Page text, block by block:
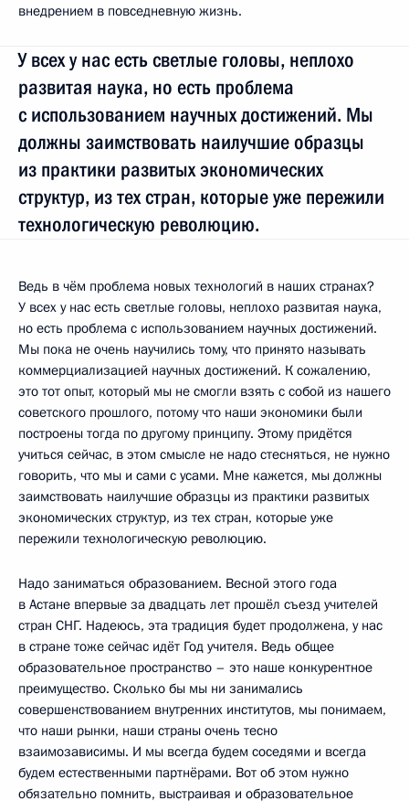
внедрением в повседневную жизнь.
У всех у нас есть светлые головы, неплохо
развитая наука, но есть проблема
с использованием научных достижений. Мы
должны заимствовать наилучшие образцы
из практики развитых экономических
структур, из тех стран, которые уже пережили
технологическую революцию.
Ведь в чём проблема новых технологий в наших странах?
У всех у нас есть светлые головы, неплохо развитая наука,
но есть проблема с использованием научных достижений.
Мы пока не очень научились тому, что принято называть
коммерциализацией научных достижений. К сожалению,
это тот опыт, который мы не смогли взять с собой из нашего
советского прошлого, потому что наши экономики были
построены тогда по другому принципу. Этому придётся
учиться сейчас, в этом смысле не надо стесняться, не нужно
говорить, что мы и сами с усами. Мне кажется, мы должны
заимствовать наилучшие образцы из практики развитых
экономических структур, из тех стран, которые уже
пережили технологическую революцию.
Надо заниматься образованием. Весной этого года
в Астане впервые за двадцать лет прошёл съезд учителей
стран СНГ. Надеюсь, эта традиция будет продолжена, у нас
в стране тоже сейчас идёт Год учителя. Ведь общее
образовательное пространство – это наше конкурентное
преимущество. Сколько бы мы ни занимались
совершенствованием внутренних институтов, мы понимаем,
что наши рынки, наши страны очень тесно
взаимозависимы. И мы всегда будем соседями и всегда
будем естественными партнёрами. Вот об этом нужно
обязательно помнить, выстраивая и образовательное